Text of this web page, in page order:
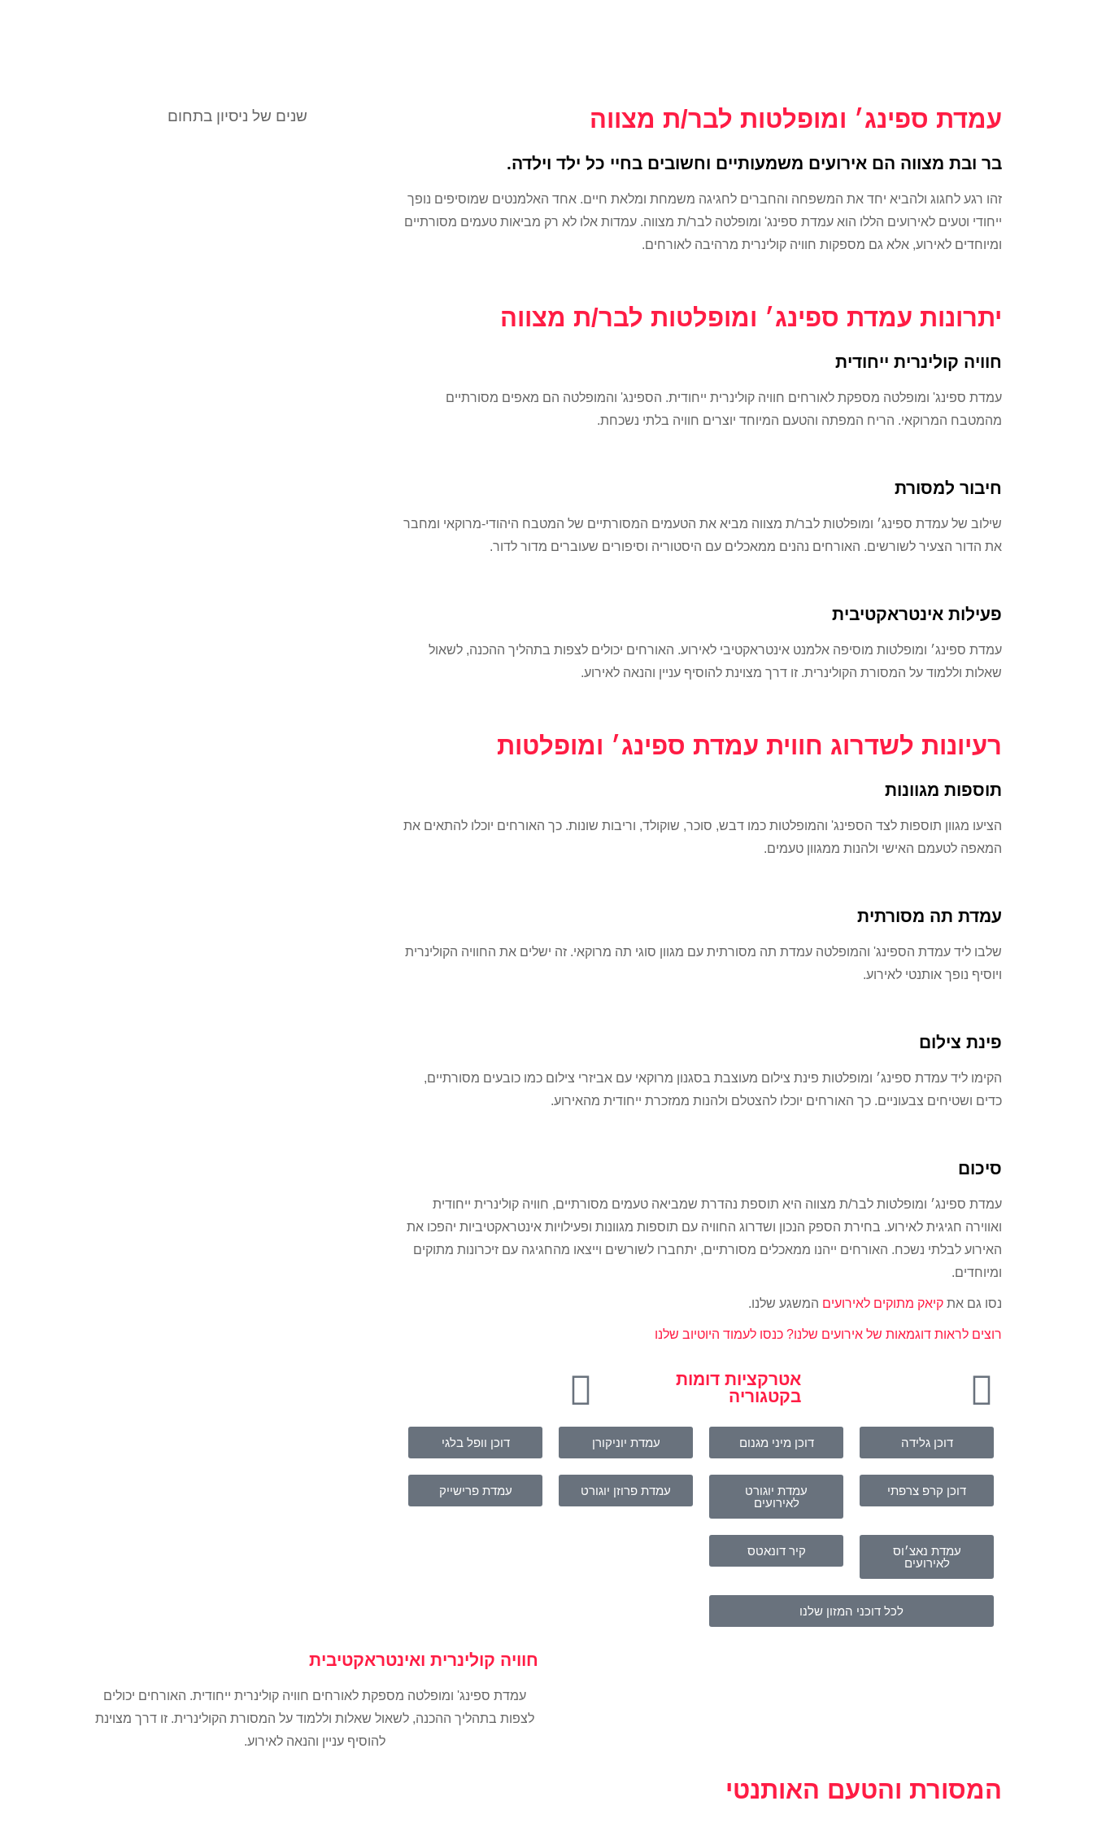
עמדת ספינג׳ ומופלטות לבר/ת מצווה
בר ובת מצווה הם אירועים משמעותיים וחשובים בחיי כל ילד וילדה.
זהו רגע לחגוג ולהביא יחד את המשפחה והחברים לחגיגה משמחת ומלאת חיים. אחד האלמנטים שמוסיפים נופך
ייחודי וטעים לאירועים הללו הוא עמדת ספינג' ומופלטה לבר/ת מצווה. עמדות אלו לא רק מביאות טעמים מסורתיים
ומיוחדים לאירוע, אלא גם מספקות חוויה קולינרית מרהיבה לאורחים.
יתרונות עמדת ספינג׳ ומופלטות לבר/ת מצווה
חוויה קולינרית ייחודית
עמדת ספינג' ומופלטה מספקת לאורחים חוויה קולינרית ייחודית. הספינג' והמופלטה הם מאפים מסורתיים
מהמטבח המרוקאי. הריח המפתה והטעם המיוחד יוצרים חוויה בלתי נשכחת.
חיבור למסורת
שילוב של עמדת ספינג׳ ומופלטות לבר/ת מצווה מביא את הטעמים המסורתיים של המטבח היהודי-מרוקאי ומחבר
את הדור הצעיר לשורשים. האורחים נהנים ממאכלים עם היסטוריה וסיפורים שעוברים מדור לדור.
פעילות אינטראקטיבית
עמדת ספינג׳ ומופלטות מוסיפה אלמנט אינטראקטיבי לאירוע. האורחים יכולים לצפות בתהליך ההכנה, לשאול
שאלות וללמוד על המסורת הקולינרית. זו דרך מצוינת להוסיף עניין והנאה לאירוע.
רעיונות לשדרוג חווית עמדת ספינג׳ ומופלטות
תוספות מגוונות
הציעו מגוון תוספות לצד הספינג' והמופלטות כמו דבש, סוכר, שוקולד, וריבות שונות. כך האורחים יוכלו להתאים את
המאפה לטעמם האישי ולהנות ממגוון טעמים.
עמדת תה מסורתית
שלבו ליד עמדת הספינג' והמופלטה עמדת תה מסורתית עם מגוון סוגי תה מרוקאי. זה ישלים את החוויה הקולינרית
ויוסיף נופך אותנטי לאירוע.
פינת צילום
הקימו ליד עמדת ספינג׳ ומופלטות פינת צילום מעוצבת בסגנון מרוקאי עם אביזרי צילום כמו כובעים מסורתיים,
כדים ושטיחים צבעוניים. כך האורחים יוכלו להצטלם ולהנות ממזכרת ייחודית מהאירוע.
סיכום
עמדת ספינג׳ ומופלטות לבר/ת מצווה היא תוספת נהדרת שמביאה טעמים מסורתיים, חוויה קולינרית ייחודית
ואווירה חגיגית לאירוע. בחירת הספק הנכון ושדרוג החוויה עם תוספות מגוונות ופעילויות אינטראקטיביות יהפכו את
האירוע לבלתי נשכח. האורחים ייהנו ממאכלים מסורתיים, יתחברו לשורשים וייצאו מהחגיגה עם זיכרונות מתוקים
ומיוחדים.
נסו גם את קיאק מתוקים לאירועים המשגע שלנו.
רוצים לראות דוגמאות של אירועים שלנו? כנסו לעמוד היוטיוב שלנו
אטרקציות דומות
בקטגוריה
דוכן גלידה דוכן מיני מגנום עמדת יוניקורן דוכן וופל בלגי
דוכן קרפ צרפתי
עמדת יוגורט
לאירועים
עמדת פרוזן יוגורט עמדת פרישייק
עמדת נאצ׳וס
לאירועים
קיר דונאטס
לכל דוכני המזון שלנו
שנים של ניסיון בתחום
חוויה קולינרית ואינטראקטיבית
עמדת ספינג' ומופלטה מספקת לאורחים חוויה קולינרית ייחודית. האורחים יכולים
לצפות בתהליך ההכנה, לשאול שאלות וללמוד על המסורת הקולינרית. זו דרך מצוינת
להוסיף עניין והנאה לאירוע.
המסורת והטעם האותנטי